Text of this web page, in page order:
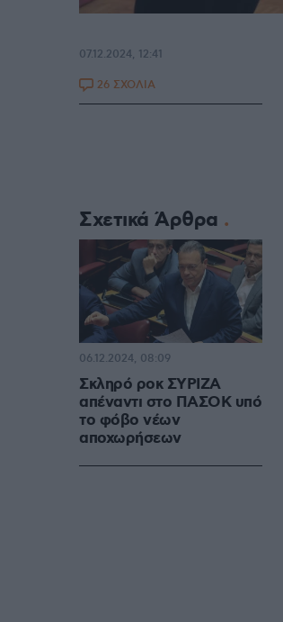
07.12.2024, 12:41
26 ΣΧΟΛΙΑ
Σχετικά Άρθρα
Σκληρό ροκ ΣΥΡΙΖΑ
απέναντι στο ΠΑΣΟΚ υπό
το φόβο νέων
αποχωρήσεων
06.12.2024, 08:09